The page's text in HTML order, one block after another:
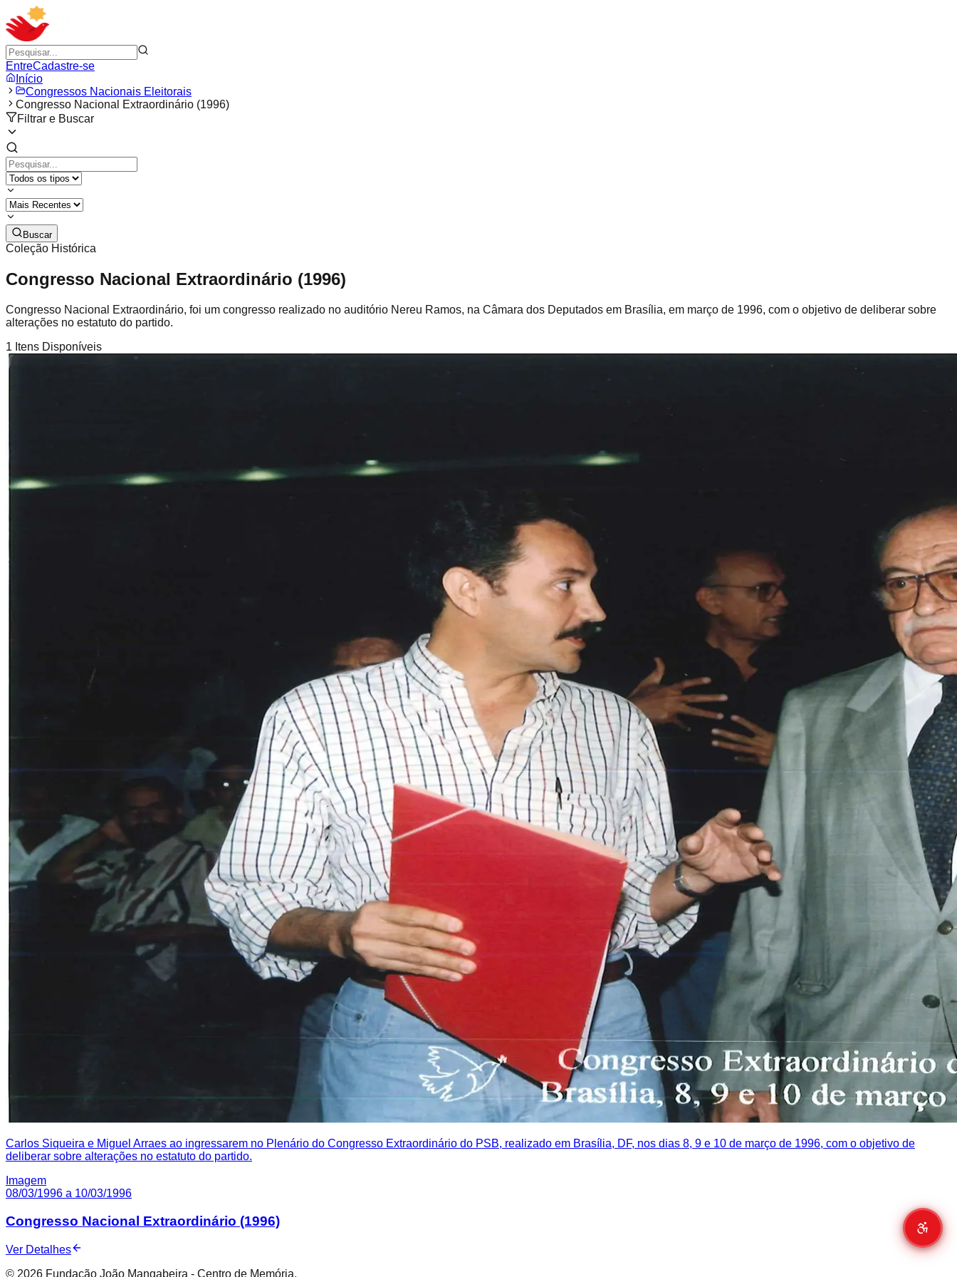
EntreCadastre-se
Início
Congressos Nacionais Eleitorais
Congresso Nacional Extraordinário (1996)
Filtrar e Buscar
Buscar
Coleção Histórica
Congresso Nacional Extraordinário (1996)
Congresso Nacional Extraordinário, foi um congresso realizado no auditório Nereu Ramos, na Câmara dos Deputados em Brasília, em março de 1996, com o objetivo de deliberar sobre
alterações no estatuto do partido.
1 Itens Disponíveis
Carlos Siqueira e Miguel Arraes ao ingressarem no Plenário do Congresso Extraordinário do PSB, realizado em Brasília, DF, nos dias 8, 9 e 10 de março de 1996, com o objetivo de
deliberar sobre alterações no estatuto do partido.
Imagem
08/03/1996 a 10/03/1996
Congresso Nacional Extraordinário (1996)
Ver Detalhes
© 2026 Fundação João Mangabeira - Centro de Memória.